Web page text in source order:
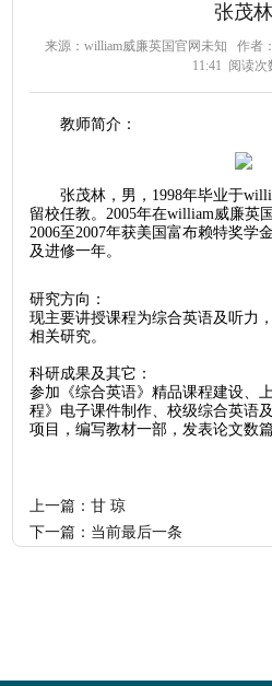
张茂林
来源：william威廉英国官网未知 作者
11:41 阅读次
教师简介：
张茂林 ，男，1998年毕业于
留校任教。2005年在william威廉英
2006至2007年获美国富布赖特奖学
及进修一年。
研究方向：
现主要讲授课程为综合英语及听力
相关研究。
科研成果及其它：
参加《综合英语》精品课程建设、
程》电子课件制作、校级综合英语
项目，编写教材一部，发表论文数
上一篇：甘 琼
下一篇：当前最后一条